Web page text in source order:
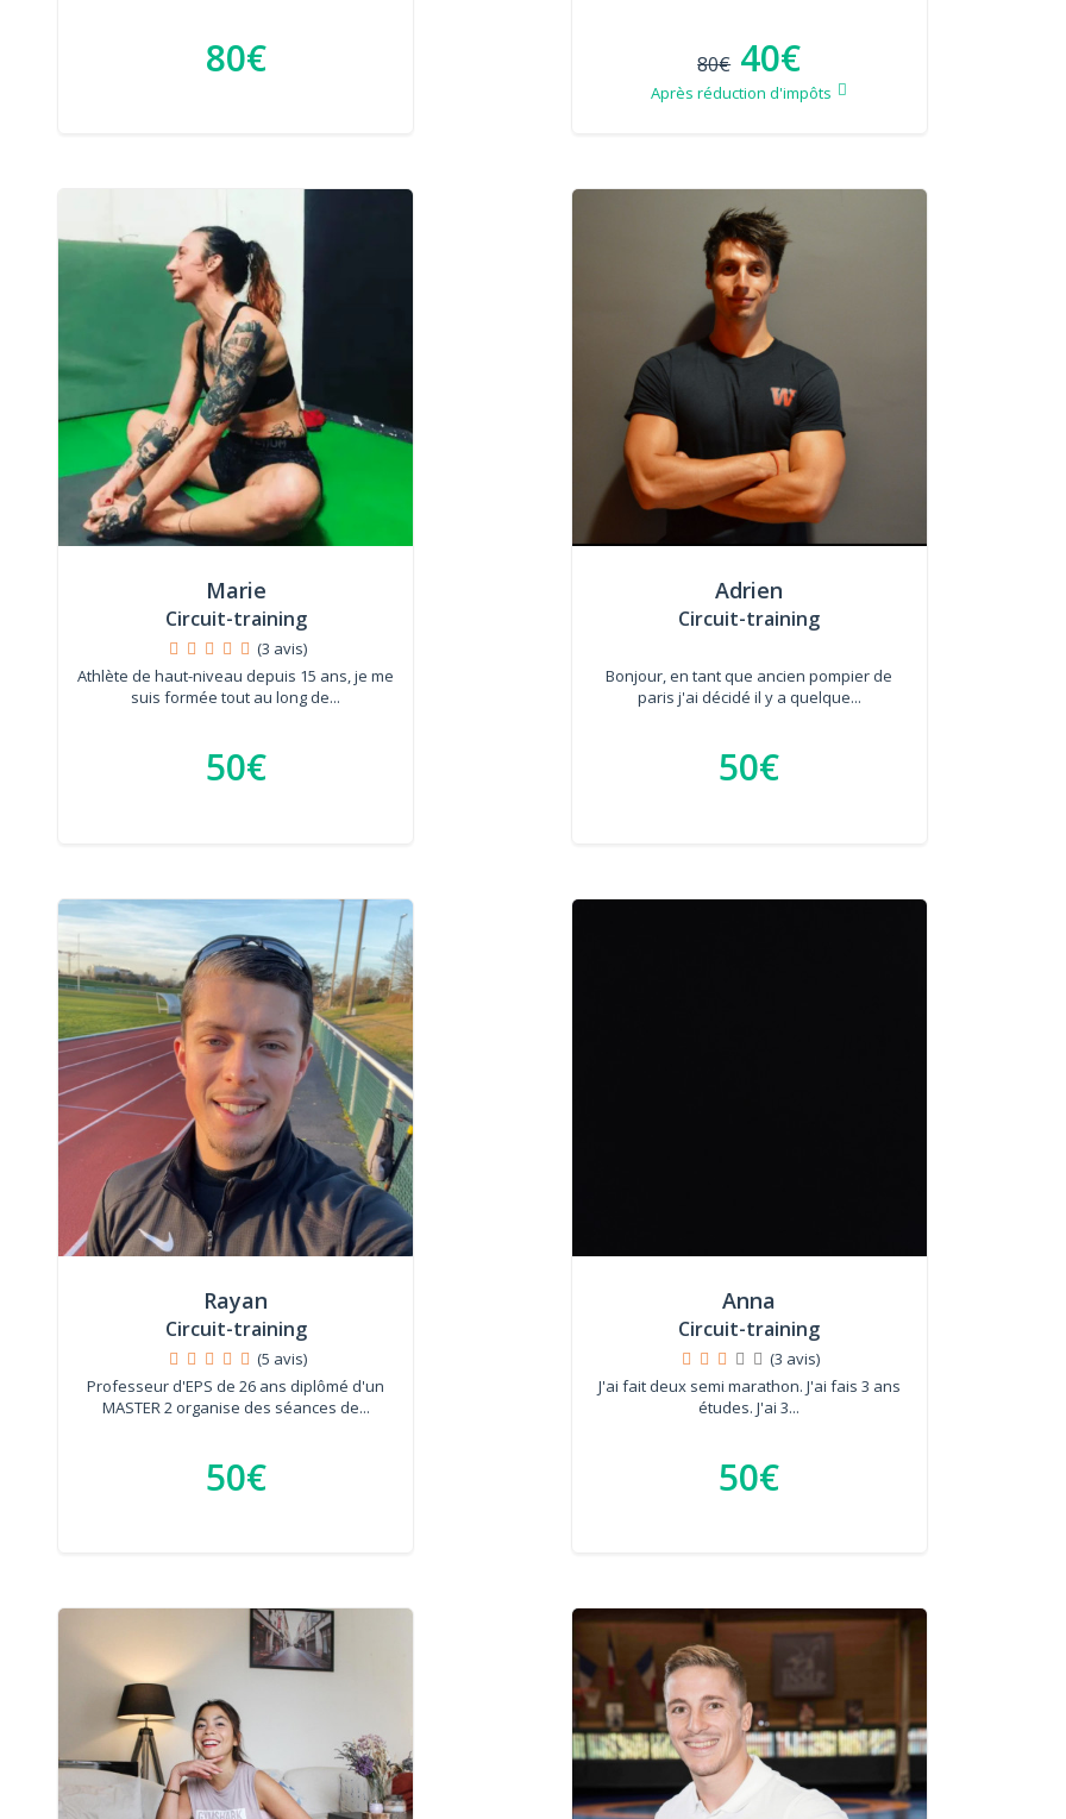
80€ 80€ 40€
Après réduction d'impôts
Marie
Circuit-training
(3 avis)
Athlète de haut-niveau depuis 15 ans, je me
suis formée tout au long de...
50€
Adrien
Circuit-training
Bonjour, en tant que ancien pompier de
paris j'ai décidé il y a quelque...
50€
Rayan
Circuit-training
(5 avis)
Professeur d'EPS de 26 ans diplômé d'un
MASTER 2 organise des séances de...
50€
Anna
Circuit-training
(3 avis)
J'ai fait deux semi marathon. J'ai fais 3 ans
études. J'ai 3...
50€